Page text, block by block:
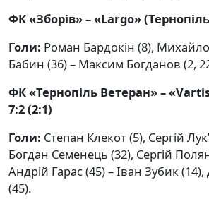
ФК «Зборів» – «Largo»
Голи: Роман Бардокін (8),
Бабин (36) – Макcим Богданов (2,
ФК «Тернопіль Ветеран» –
7:2 (2:1)
Голи: Степан Клекот (5), Сергій
Богдан Семенець (32), Сергій
Андрій Гарас (45) – Іван Зубик
(45).